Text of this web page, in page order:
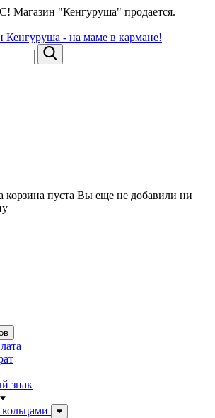
Магазин "Кенгуруша" продается.
корзина пуста Вы еще не добавили ни
знак